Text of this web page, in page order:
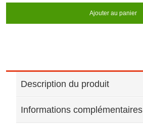
Ajouter au panier
Description du produit
Informations complémentaires